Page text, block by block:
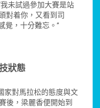
未試過參加大賽是站
對着你，又看到司
覺，十分難忘。”
狀態
對馬拉松的態度與文
後，梁麗香便開始到